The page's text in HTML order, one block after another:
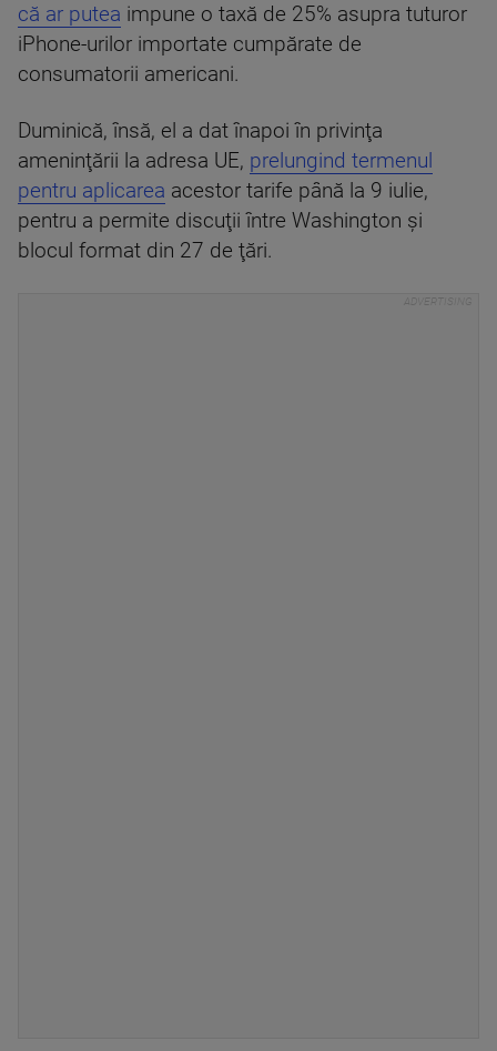
că ar putea impune o taxă de 25% asupra tuturor
iPhone-urilor importate cumpărate de
consumatorii americani.
Duminică, însă, el a dat înapoi în privinţa
ameninţării la adresa UE, prelungind termenul
pentru aplicarea acestor tarife până la 9 iulie,
pentru a permite discuţii între Washington şi
blocul format din 27 de ţări.